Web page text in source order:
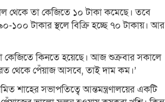
থেকে তা কেজিতে ১০ টাকা কমেছে। তবে
১০০ টাকার স্থলে বিক্রি হচ্ছে ৭০ টাকায়। আর
কেজিতে কিনতে হয়েছে। আজ শুক্রবার সকালে
থেকে পেঁয়াজ আসবে, তাই দাম কম।’
শাহের সভাপতিত্বে আন্তমন্ত্রণালয়ের একটি